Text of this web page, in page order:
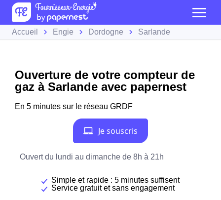
Accueil Engie Dordogne Sarlande